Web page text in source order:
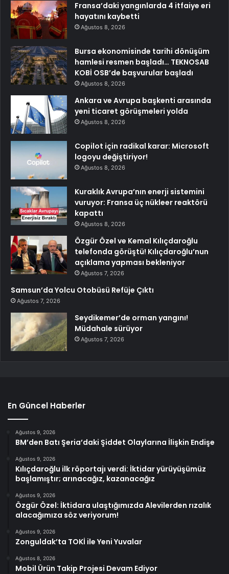
Fransa’daki yangınlarda 4 itfaiye eri
hayatını kaybetti
Ağustos 8, 2026
Bursa ekonomisinde tarihi dönüşüm
hamlesi resmen başladı… TEKNOSAB
KOBİ OSB’de başvurular başladı
Ağustos 8, 2026
Ankara ve Avrupa başkenti arasında
yeni ticaret görüşmeleri yolda
Ağustos 8, 2026
Copilot için radikal karar: Microsoft
logoyu değiştiriyor!
Ağustos 8, 2026
Kuraklık Avrupa’nın enerji sistemini
vuruyor: Fransa üç nükleer reaktörü
kapattı
Ağustos 8, 2026
Özgür Özel ve Kemal Kılıçdaroğlu
telefonda görüştü! Kılıçdaroğlu’nun
açıklama yapması bekleniyor
Ağustos 7, 2026
Samsun’da Yolcu Otobüsü Refüje Çıktı
Ağustos 7, 2026
Seydikemer’de orman yangını!
Müdahale sürüyor
Ağustos 7, 2026
En Güncel Haberler
Ağustos 9, 2026
BM’den Batı Şeria’daki Şiddet Olaylarına İlişkin Endişe
Ağustos 9, 2026
Kılıçdaroğlu ilk röportajı verdi: İktidar yürüyüşümüz
başlamıştır; arınacağız, kazanacağız
Ağustos 9, 2026
Özgür Özel: İktidara ulaştığımızda Alevilerden rızalık
alacağımıza söz veriyorum!
Ağustos 9, 2026
Zonguldak’ta TOKİ ile Yeni Yuvalar
Ağustos 8, 2026
Mobil Ürün Takip Projesi Devam Ediyor